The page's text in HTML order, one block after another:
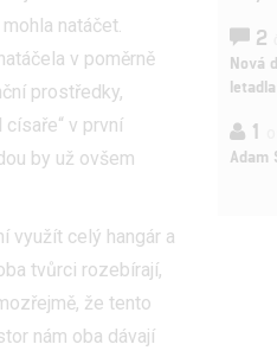
natáčet.
v poměrně
prostředky,
v první
by už ovšem
využít celý hangár a
tvůrci rozebírají,
že tento
nám oba dávají
2
Nová
1
Adam